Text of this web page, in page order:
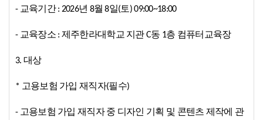
- 교육기간 : 2026년 8월 8일(토) 09:00~18:00
- 교육장소 : 제주한라대학교 지관 C동 1층 컴퓨터교육장
3. 대상
* 고용보험 가입 재직자(필수)
- 고용보험 가입 재직자 중 디자인 기획 및 콘텐츠 제작에 관